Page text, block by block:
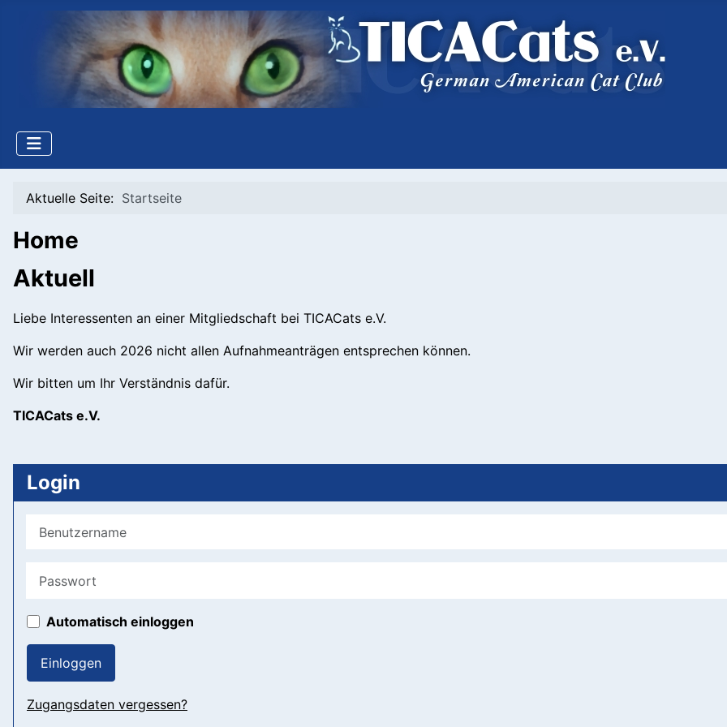
Aktuelle Seite: Startseite
Home
Aktuell
Liebe Interessenten an einer Mitgliedschaft bei TICACats e.V.
Wir werden auch 2026 nicht allen Aufnahmeanträgen entsprechen können.
Wir bitten um Ihr Verständnis dafür.
TICACats e.V.
Login
Benutzername
Automatisch einloggen
Einloggen
Zugangsdaten vergessen?